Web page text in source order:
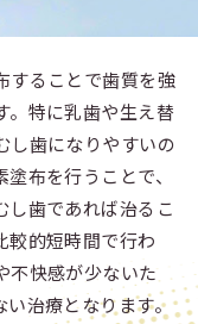
することで歯質を強
。特に乳歯や生え替
し歯になりやすいの
布を行うことで、
し歯であれば治るこ
較的短時間で行わ
不快感が少ないた
治療となります。